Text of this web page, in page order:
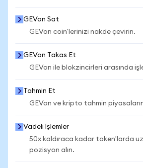
GEVon Sat
GEVon coin'lerinizi nakde çevirin.
GEVon Takas Et
GEVon ile blokzincirleri arasında
Tahmin Et
GEVon ve kripto tahmin
Vadeli İşlemler
50x kaldıraca kadar token'larda
pozisyon alın.